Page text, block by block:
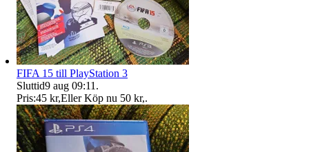
FIFA 15 till PlayStation 3
Sluttid9 aug 09:11 .
Pris:45 kr,Eller Köp nu 50 kr,.